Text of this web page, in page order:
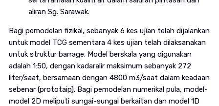
aliran Sg. Sarawak.
Bagi pemodelan fizikal, sebanyak 6 kes ujian telah dijalankan
untuk model TCG sementara 4 kes ujian telah dilaksanakan
untuk struktur barrage. Model berskala yang digunakan
adalah 1:50, dengan kadaralir maksimum sebanyak 272
liter/saat, bersamaan dengan 4800 m3/saat dalam keadaan
sebenar (prototaip). Bagi pemodelan numerikal pula, model-
model 2D meliputi sungai-sungai berkaitan dan model 1D